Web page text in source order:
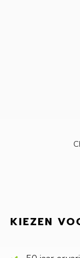
KIEZEN